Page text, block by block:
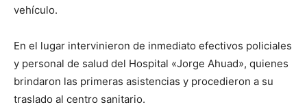
vehículo.
En el lugar intervinieron de inmediato efectivos policiales
y personal de salud del Hospital «Jorge Ahuad», quienes
brindaron las primeras asistencias y procedieron a su
traslado al centro sanitario.